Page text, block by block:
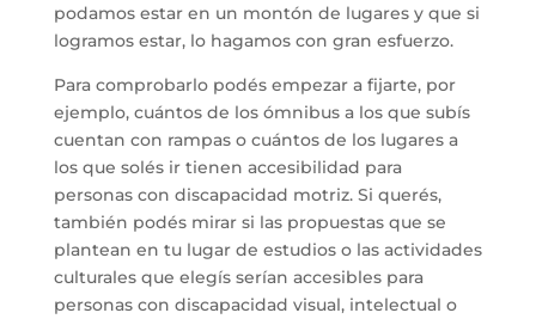
podamos estar en un montón de lugares y que si
logramos estar, lo hagamos con gran esfuerzo.
Para comprobarlo podés empezar a fijarte, por
ejemplo, cuántos de los ómnibus a los que subís
cuentan con rampas o cuántos de los lugares a
los que solés ir tienen accesibilidad para
personas con discapacidad motriz. Si querés,
también podés mirar si las propuestas que se
plantean en tu lugar de estudios o las actividades
culturales que elegís serían accesibles para
personas con discapacidad visual, intelectual o